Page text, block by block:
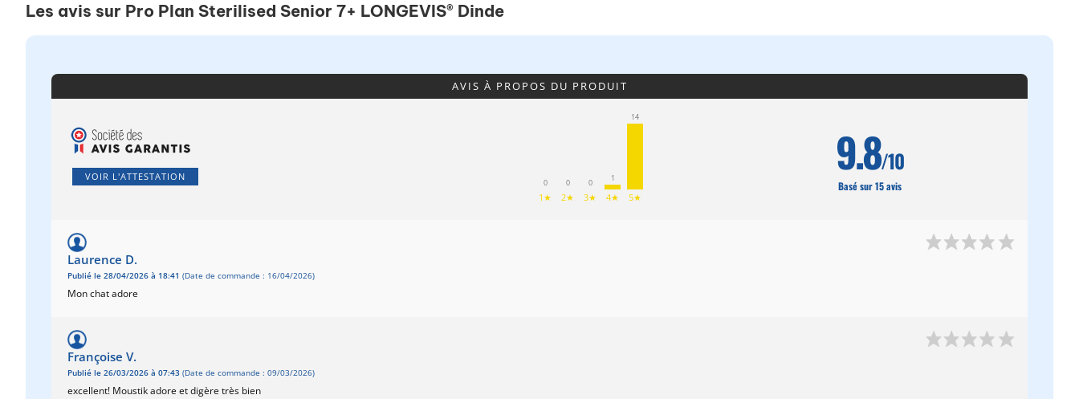
Les avis sur Pro Plan Sterilised Senior 7+ LONGEVIS® Dinde
AVIS À PROPOS DU PRODUIT
VOIR L'ATTESTATION
0
1★
0
2★
0
3★
1
4★
14
5★
9.8/10
Basé sur 15 avis
Laurence D.
Publié le 28/04/2026 à 18:41 (Date de commande : 16/04/2026)
Mon chat adore
Françoise V.
Publié le 26/03/2026 à 07:43 (Date de commande : 09/03/2026)
excellent! Moustik adore et digère très bien